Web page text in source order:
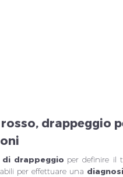
drappeggio
drappeggio per definire il
per effettuare una